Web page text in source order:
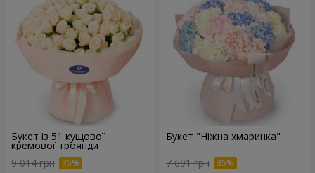
Букет із 51 кущової
кремової троянди
9 014 грн
Букет "Ніжна хмаринка"
7 691 грн